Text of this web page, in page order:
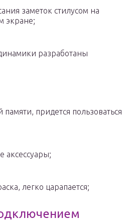
заметок стилусом на
экране;
разработаны
придется пользоваться
аксессуары;
легко царапается;